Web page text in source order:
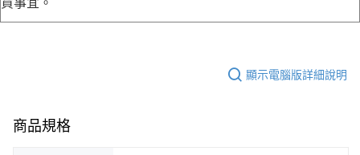
顯示電腦版詳細說明
商品規格